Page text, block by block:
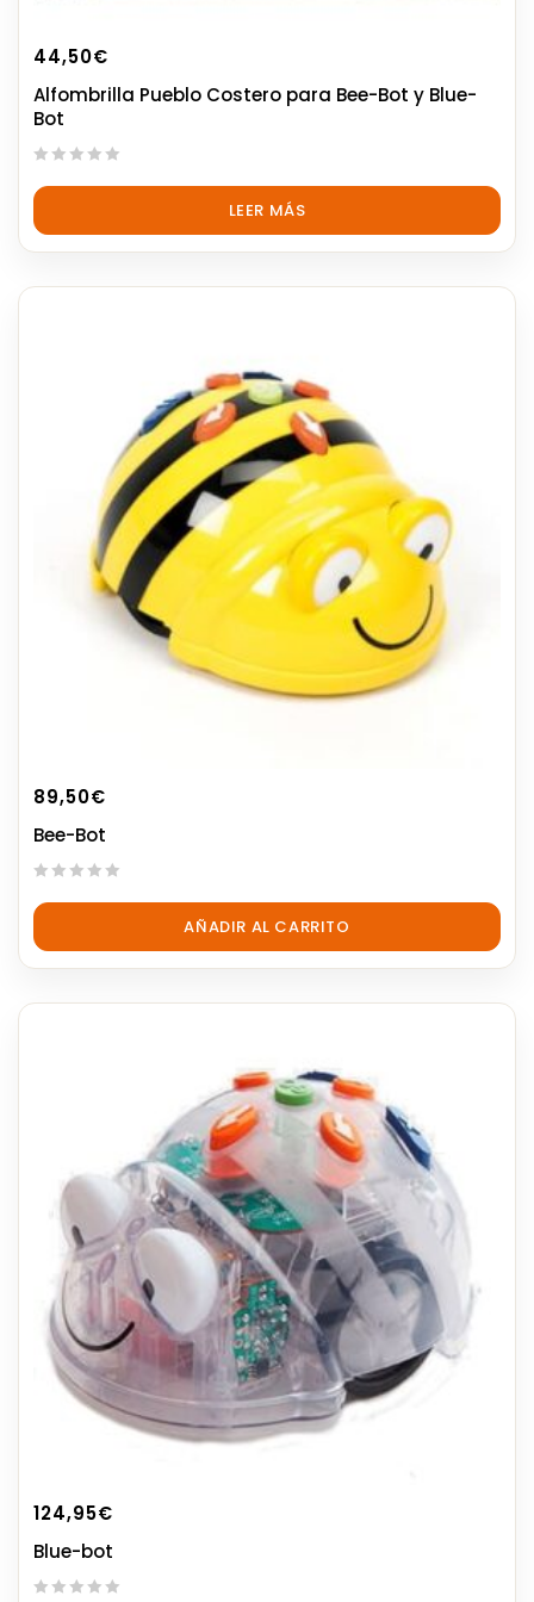
44,50€
Alfombrilla Pueblo Costero para Bee-Bot y Blue-
Bot
out
5
LEER MÁS
89,50€
Bee-Bot
out
5
AÑADIR AL CARRITO
124,95€
Blue-bot